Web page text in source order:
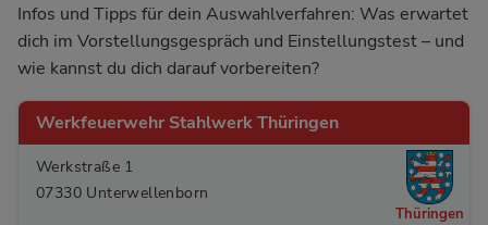
Infos und Tipps für dein Auswahlverfahren: Was erwartet
dich im Vorstellungsgespräch und Einstellungstest – und
wie kannst du dich darauf vorbereiten?
Werkfeuerwehr Stahlwerk Thüringen
Werkstraße 1
07330 Unterwellenborn
Thüringen